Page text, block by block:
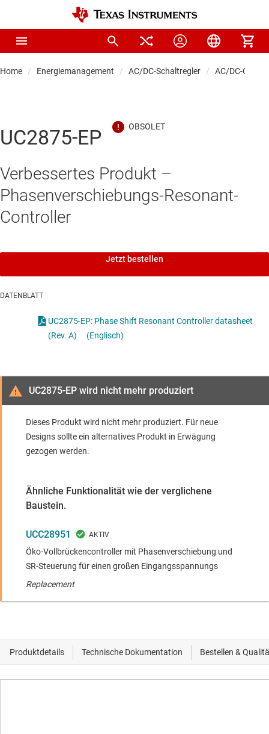
Home Energiemanagement AC/DC-Schaltregler AC/DC-
UC2875-EP
Verbessertes Produkt –
Phasenverschiebungs-Resonant-
Controller
Jetzt bestellen
DATENBLATT
UC2875-EP: Phase Shift Resonant Controller datasheet
(Rev. A)
(Englisch)
UC2875-EP wird nicht mehr produziert
Dieses Produkt wird nicht mehr produziert. Für neue
Designs sollte ein alternatives Produkt in Erwägung
gezogen werden.
Ähnliche Funktionalität wie der verglichene
Baustein.
UCC28951
Öko-Vollbrückencontroller mit Phasenverschiebung und
SR-Steuerung für einen großen Eingangsspannungs
Replacement